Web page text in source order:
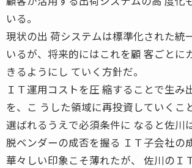
いる。
現状の出 荷システムは標準化された統
いるが、将来的にはこれを顧 客ごとに
きるようにし ていく方針だ。
ＩＴ運用コストを圧 縮することで生み
を、こ うした領域に再投資していくこ
選ばれるうえで必須条件に なると佐川
脱ベンダーの成否を握る ＩＴ子会社の
華々しい印象こそ薄れたが、 佐川のＩ